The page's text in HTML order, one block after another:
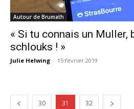
Autour de Brumath
« Si tu connais un Muller,
schlouks ! »
Julie Helwing - 15 février 2019
30 31 32